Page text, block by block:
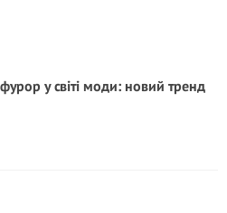
у світі моди: новий тренд